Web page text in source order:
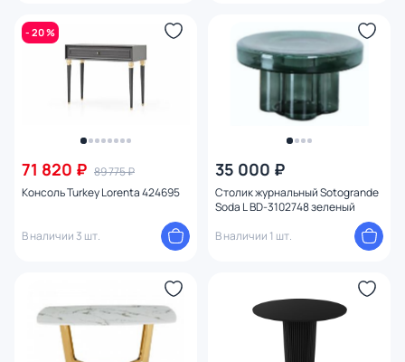
- 20 %
71 820 ₽ 89 775 ₽
Консоль Turkey Lorenta 424695
В наличии 3 шт.
35 000 ₽
Столик журнальный Sotogrande
Soda L BD-3102748 зеленый
В наличии 1 шт.